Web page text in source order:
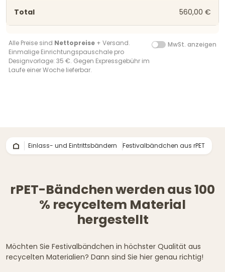
560,00 €
Alle Preise sind Nettopreise + Versand.
Einmalige Einrichtungspauschale pro
Designvorlage: 35 €. Gegen Expressgebühr im
Laufe einer Woche lieferbar.
MwSt. anzeigen
Einlass- und Eintrittsbändern Festivalbändchen aus rPET
rPET-Bändchen werden aus 100
% recyceltem Material
hergestellt
Möchten Sie Festivalbändchen in höchster Qualität aus
recycelten Materialien? Dann sind Sie hier genau richtig!